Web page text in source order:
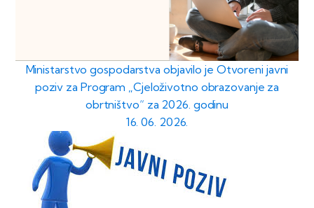
Ministarstvo gospodarstva objavilo je Otvoreni javni
poziv za Program „Cjeloživotno obrazovanje za
obrtništvo“ za 2026. godinu
16. 06. 2026.